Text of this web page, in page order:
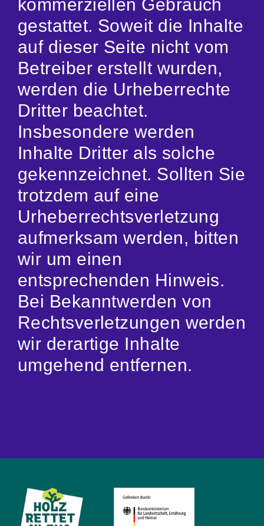
kommerziellen Gebrauch
gestattet. Soweit die Inhalte
auf dieser Seite nicht vom
Betreiber erstellt wurden,
werden die Urheberrechte
Dritter beachtet.
Insbesondere werden
Inhalte Dritter als solche
gekennzeichnet. Sollten Sie
trotzdem auf eine
Urheberrechtsverletzung
aufmerksam werden, bitten
wir um einen
entsprechenden Hinweis.
Bei Bekanntwerden von
Rechtsverletzungen werden
wir derartige Inhalte
umgehend entfernen.